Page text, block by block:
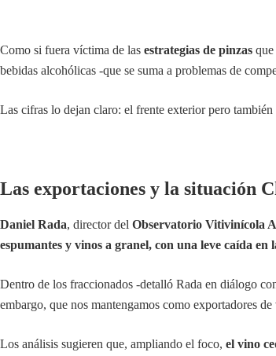
Como si fuera víctima de las estrategias de pinzas que
bebidas alcohólicas -que se suma a problemas de
Las cifras lo dejan claro: el frente exterior pero también
Las exportaciones y la situación
Daniel Rada, director del Observatorio Vitivinícola
espumantes y vinos a granel, con una leve caída
Dentro de los fraccionados -detalló Rada en diálogo
embargo, que nos mantengamos como exportadores
Los análisis sugieren que, ampliando el foco, el vino